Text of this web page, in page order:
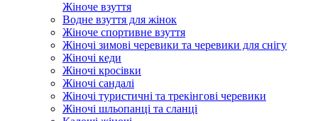
Жіноче взуття
Водне взуття для жінок
Жіноче спортивне взуття
Жіночі зимові черевики та черевики для снігу
Жіночі кеди
Жіночі кросівки
Жіночі сандалі
Жіночі туристичні та трекінгові черевики
Жіночі шльопанці та сланці